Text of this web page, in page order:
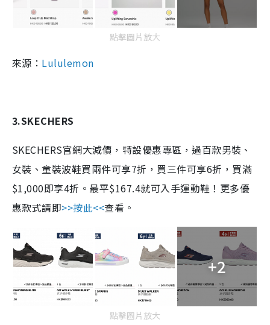
點擊圖片放大
來源： Lululemon
3.SKECHERS
SKECHERS官網大減價，特設優惠專區，過百款男裝、
女裝、童裝波鞋買兩件可享7折，買三件可享6折，買滿
$1,000即享4折。最平$167.4就可入手運動鞋！更多優
惠款式請即>>按此<<查看。
+2
點擊圖片放大